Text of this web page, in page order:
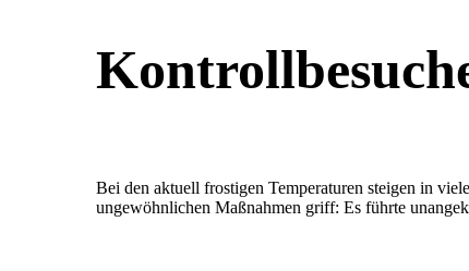
Bei den aktuell frostigen Temperaturen steigen in
ungewöhnlichen Maßnahmen griff: Es führte